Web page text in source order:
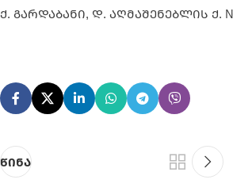
ქ. გარდაბანი, დ. აღმაშენებლის ქ.
წინა